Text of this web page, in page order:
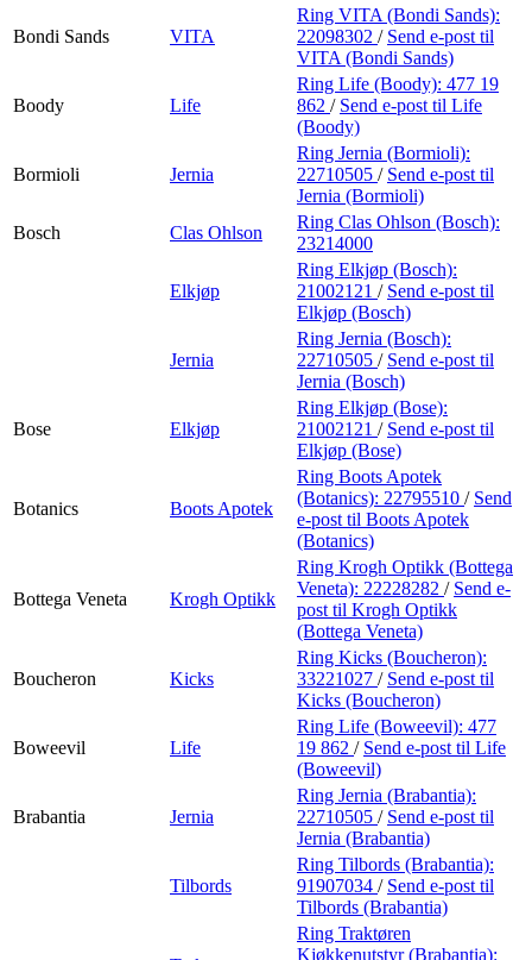
Bondi Sands VITA
Ring VITA (Bondi Sands):
22098302 / Send e-post til
VITA (Bondi Sands)
Boody Life
Ring Life (Boody): 477 19
862 / Send e-post til Life
(Boody)
Bormioli Jernia
Ring Jernia (Bormioli):
22710505 / Send e-post til
Jernia (Bormioli)
Bosch
Clas Ohlson
Ring Clas Ohlson (Bosch):
23214000
Elkjøp
Ring Elkjøp (Bosch):
21002121 / Send e-post til
Elkjøp (Bosch)
Jernia
Ring Jernia (Bosch):
22710505 / Send e-post til
Jernia (Bosch)
Bose Elkjøp
Ring Elkjøp (Bose):
21002121 / Send e-post til
Elkjøp (Bose)
Botanics Boots Apotek
Ring Boots Apotek
(Botanics): 22795510 / Send
e-post til Boots Apotek
(Botanics)
Bottega Veneta Krogh Optikk
Ring Krogh Optikk (Bottega
Veneta): 22228282 / Send e-
post til Krogh Optikk
(Bottega Veneta)
Boucheron Kicks
Ring Kicks (Boucheron):
33221027 / Send e-post til
Kicks (Boucheron)
Boweevil Life
Ring Life (Boweevil): 477
19 862 / Send e-post til Life
(Boweevil)
Brabantia Jernia
Ring Jernia (Brabantia):
22710505 / Send e-post til
Jernia (Brabantia)
Tilbords
Ring Tilbords (Brabantia):
91907034 / Send e-post til
Tilbords (Brabantia)
Ring Traktøren
Kjøkkenutstyr (Brabantia):